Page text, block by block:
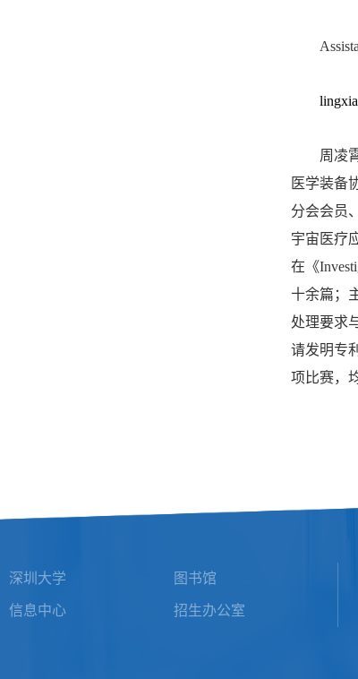
周凌
医学装备
分会会员
宇宙医疗
在《
十余篇；
处理要求
请发明专
项比赛，
深圳大学 图书馆
信息中心 招生办公室